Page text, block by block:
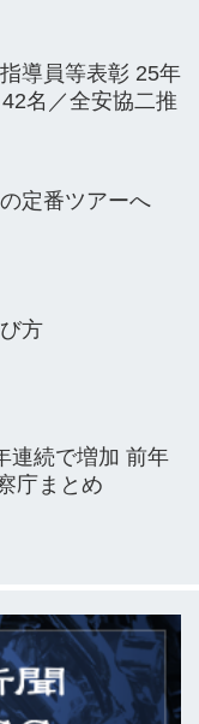
導員等表彰 25年
名／全安協二推
定番ツアーへ
方
連続で増加 前年
庁まとめ